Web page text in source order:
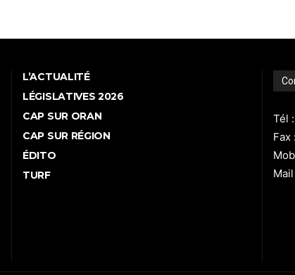
L’ACTUALITÉ
LÉGISLATIVES 2026
CAP SUR ORAN
CAP SUR RÉGION
ÉDITO
TURF
Tél
Fax